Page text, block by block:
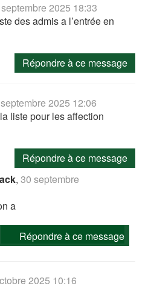
2025 18:33
des admis a l’entrée en
Répondre à ce message
2025 12:06
liste pour les affection
Répondre à ce message
,30 septembre
a
Répondre à ce message
2025 10:16